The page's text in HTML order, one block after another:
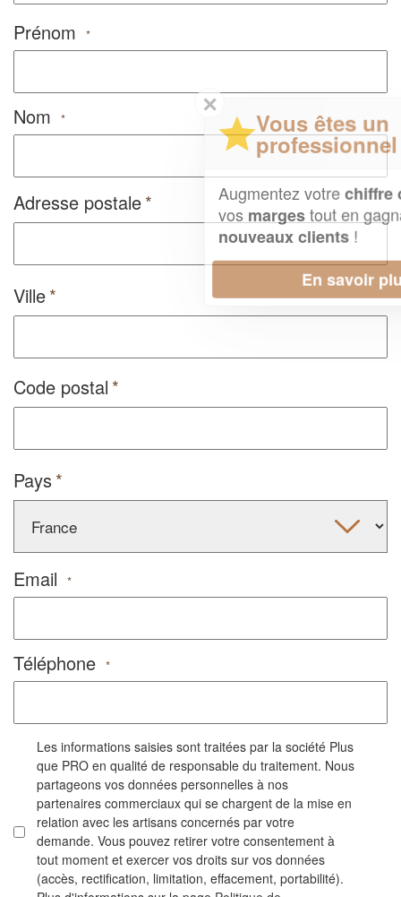
Prénom *
Nom *
Adresse postale
Ville
Code postal
Pays
Email *
Téléphone *
Les informations saisies sont traitées par la société Plus
que PRO en qualité de responsable du traitement. Nous
partageons vos données personnelles à nos
partenaires commerciaux qui se chargent de la mise en
relation avec les artisans concernés par votre
demande. Vous pouvez retirer votre consentement à
tout moment et exercer vos droits sur vos données
(accès, rectification, limitation, effacement, portabilité).
Vous êtes un
professionnel ?
Augmentez votrechiffre d'affaireset
vos
tout en gagnant de
nouveaux clients!
En savoir plus